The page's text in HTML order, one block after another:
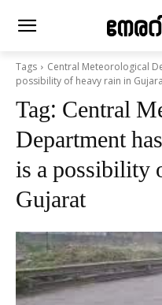
Tags
Central Meteorological
possibility of heavy rain in
Tag: Central
Department
is a possibility
Gujarat